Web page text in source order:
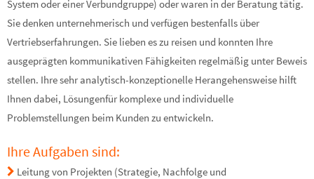
System oder einer Verbundgruppe) oder waren in der Beratung tätig.
Sie denken unternehmerisch und verfügen bestenfalls über
Vertriebserfahrungen. Sie lieben es zu reisen und konnten Ihre
ausgeprägten kommunikativen Fähigkeiten regelmäßig unter Beweis
stellen. Ihre sehr analytisch-konzeptionelle Herangehensweise hilft
Ihnen dabei, Lösungenfür komplexe und individuelle
Problemstellungen beim Kunden zu entwickeln.
Ihre Aufgaben sind:
Leitung von Projekten (Strategie, Nachfolge und